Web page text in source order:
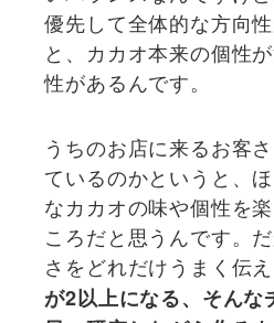
優先して全体的な方向
と、カカオ本来の個性
性があるんです。
うちのお店に来るお客
ているのかというと、
なカカオの味や個性を
ころだと思うんです。
さをどれだけうまく伝え
が2以上になる、そんな